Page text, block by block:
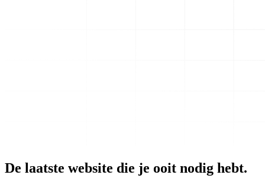
De laatste website die je ooit nodig hebt.